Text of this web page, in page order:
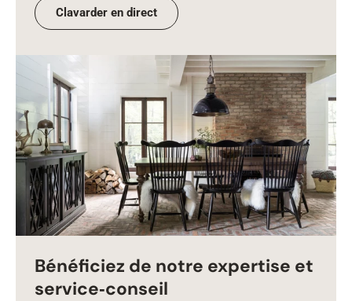
Clavarder en direct
Bénéficiez de notre expertise et
service‑conseil